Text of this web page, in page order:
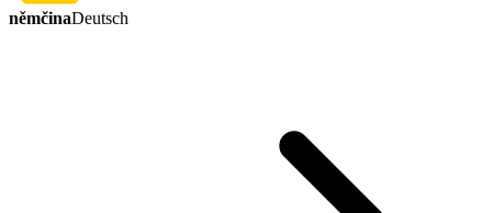
němčinaDeutsch